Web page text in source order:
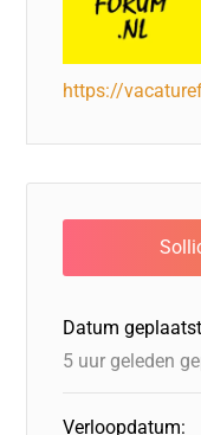
https://
Datum
5 uur geleden
Verloopdatum: